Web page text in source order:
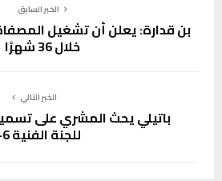
الخبر السابق
بن قدارة: يعلن أن تشغيل
خلال 36 شهرًا
الخبر التالي
باتيلي يحث المشري على
للجنة الفنية 6+6